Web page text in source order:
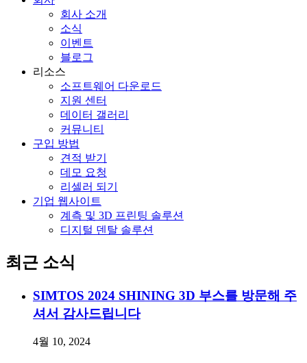
회사 소개
소식
이벤트
블로그
리소스
소프트웨어 다운로드
지원 센터
데이터 갤러리
커뮤니티
구입 방법
견적 받기
데모 요청
리셀러 되기
기업 웹사이트
계측 및 3D 프린팅 솔루션
디지털 덴탈 솔루션
최근 소식
SIMTOS 2024 SHINING 3D 부스를 방문해 주
셔서 감사드립니다
4월 10, 2024